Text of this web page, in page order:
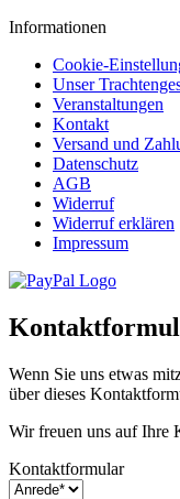
Informationen
Cookie-
Unser
Veranstaltungen
Kontakt
Versand und
Datenschutz
AGB
Widerruf
Widerruf erklären
Impressum
Wenn Sie uns etwas
über dieses
Wir freuen uns auf Ihre
Kontaktformular